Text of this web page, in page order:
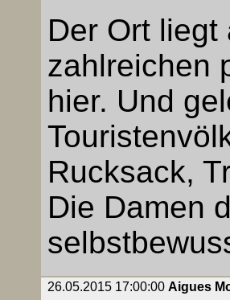
Der Ort
zahlreichen
hier. Und
Rucksack,
Die Damen
26.05.2015 17:00:00 Aigues